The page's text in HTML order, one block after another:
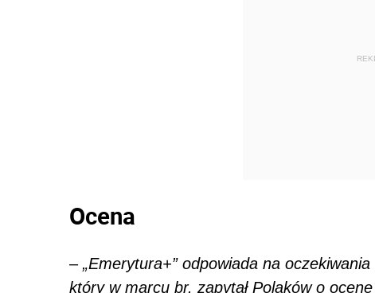
Ocena
– „Emerytura+” odpowiada na
który w marcu br. zapytał Polaków o